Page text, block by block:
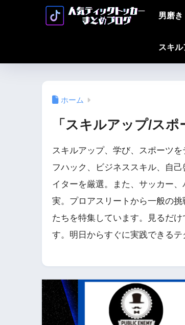
男磨き
スキ
ホーム
「スキルアップ/ス
スキルアップ、学び、スポーツ
フハック、ビジネススキル、自
イターを厳選。また、サッカー
実。プロアスリートから一般の
たちを特集しています。見るだ
す。明日からすぐに実践できるテ